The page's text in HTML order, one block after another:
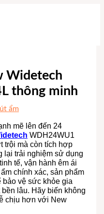
Widetech
thông minh
ẩm
mẽ lên đến 24
WDH24WU1
trội mà còn tích hợp
lại trải nghiệm sử dụng
tế, vận hành êm ái
chính xác, sản phẩm
bảo vệ sức khỏe gia
lâu. Hãy biến không
chịu hơn với New